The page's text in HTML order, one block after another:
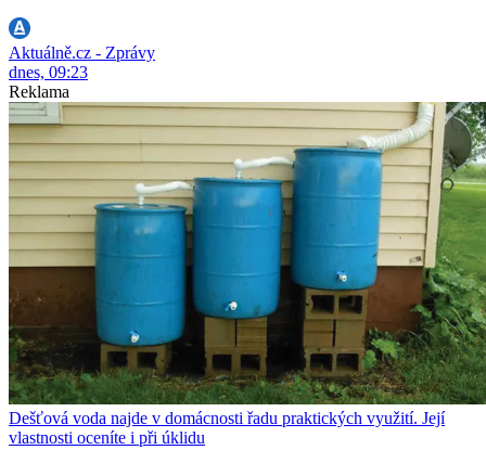
Aktuálně.cz - Zprávy
dnes, 09:23
Reklama
Dešťová voda najde v domácnosti řadu praktických využití. Její
vlastnosti oceníte i při úklidu